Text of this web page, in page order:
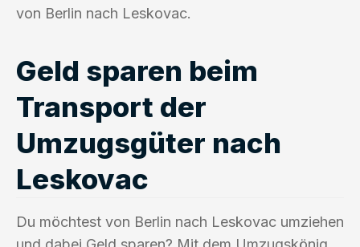
von Berlin nach Leskovac.
Geld sparen beim
Transport der
Umzugsgüter nach
Leskovac
Du möchtest von Berlin nach Leskovac umziehen